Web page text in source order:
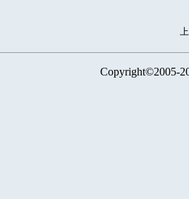
Copyright©2005-